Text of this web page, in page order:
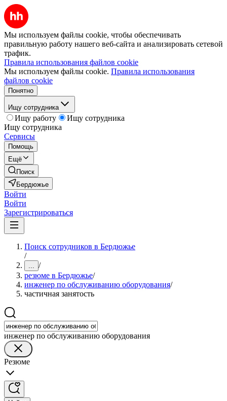
Мы используем файлы cookie, чтобы обеспечивать
правильную работу нашего веб-сайта и анализировать сетевой
трафик.
Правила использования файлов cookie
Мы используем файлы cookie. Правила использования
файлов cookie
Понятно
Ищу сотрудника
Ищу работу
Ищу сотрудника
Ищу сотрудника
Сервисы
Помощь
Ещё
Поиск
Бердюжье
Войти
Войти
Зарегистрироваться
Поиск сотрудников в Бердюжье
/
... /
резюме в Бердюжье/
инженер по обслуживанию оборудования/
частичная занятость
инженер по обслуживанию оборудования
Резюме